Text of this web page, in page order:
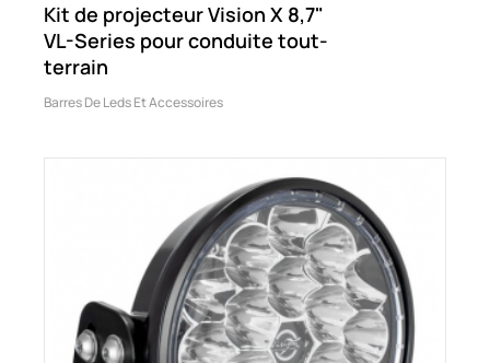
Kit de projecteur Vision X 8,7"
VL-Series pour conduite tout-
terrain
Barres De Leds Et Accessoires